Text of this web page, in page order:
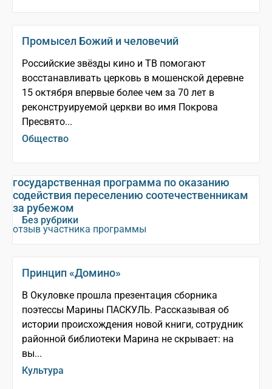
Промысел Божий и человечий
Российские звёзды кино и ТВ помогают
восстанавливать церковь в мошенской деревне
15 октября впервые более чем за 70 лет в
реконструируемой церкви во имя Покрова
Пресвято...
Общество
государственная программа по оказанию
содействия переселению соотечественникам
за рубежом
отзыв участника программы
Без рубрики
Принцип «Домино»
В Окуловке прошла презентация сборника
поэтессы Марины ПАСКУЛЬ. Рассказывая об
истории происхождения новой книги, сотрудник
районной библиотеки Марина не скрывает: на
вы...
Культура